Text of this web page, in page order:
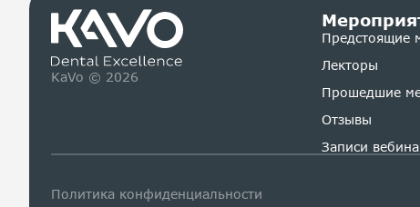
KaVo © 2026
Предстоящие
Лекторы
Прошедшие
Отзывы
Записи
Политика конфиденциальности